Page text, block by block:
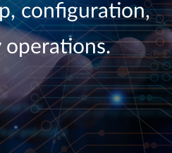
configuration,
operations.